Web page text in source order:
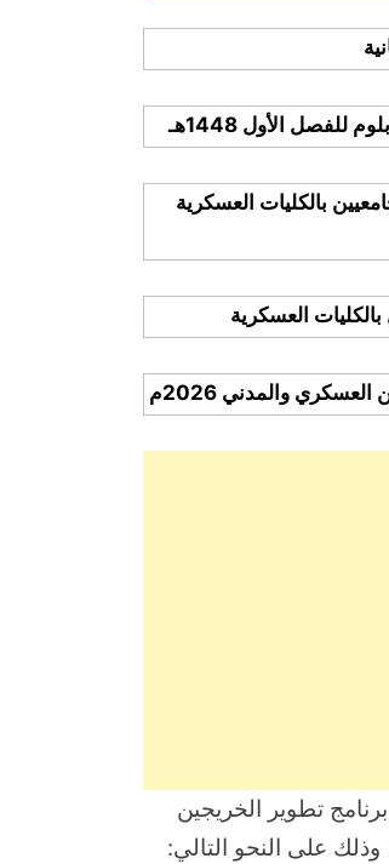
الأول 1448هـ
بالكليات العسكرية
بالكليات العسكرية
والمدني 2026م
تطوير الخريجين